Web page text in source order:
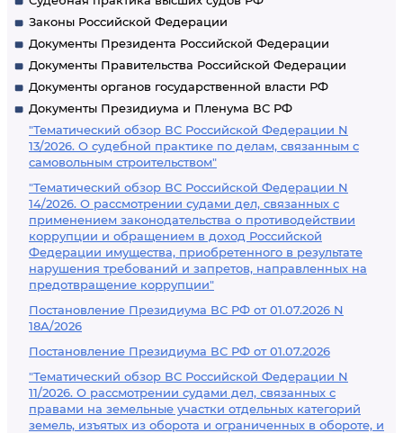
Законы Российской Федерации
Документы Президента Российской Федерации
Документы Правительства Российской Федерации
Документы органов государственной власти РФ
Документы Президиума и Пленума ВС РФ
"Тематический обзор ВС Российской Федерации N
13/2026. О судебной практике по делам, связанным с
самовольным строительством"
"Тематический обзор ВС Российской Федерации N
14/2026. О рассмотрении судами дел, связанных с
применением законодательства о противодействии
коррупции и обращением в доход Российской
Федерации имущества, приобретенного в результате
нарушения требований и запретов, направленных на
предотвращение коррупции"
Постановление Президиума ВС РФ от 01.07.2026 N
18А/2026
Постановление Президиума ВС РФ от 01.07.2026
"Тематический обзор ВС Российской Федерации N
11/2026. О рассмотрении судами дел, связанных с
правами на земельные участки отдельных категорий
земель, изъятых из оборота и ограниченных в обороте, и